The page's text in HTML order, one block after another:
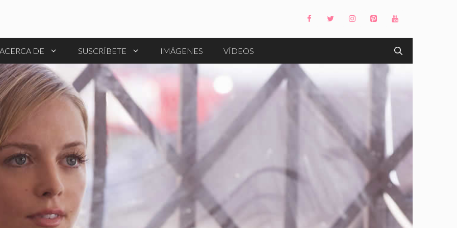
ACERCA DE SUSCRÍBETE IMÁGENES VÍDEOS